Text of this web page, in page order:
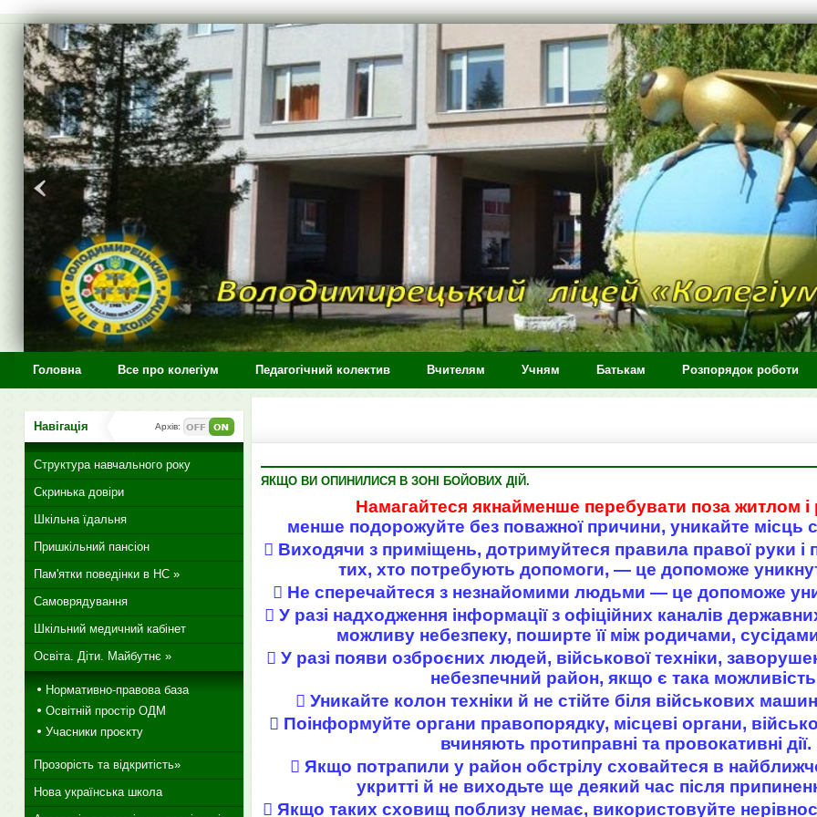
>
Головна Все про колегіум Педагогічний колектив Вчителям Учням Батькам Розпорядок роботи
ЯКЩО ВИ ОПИНИЛИСЯ В ЗОНІ БОЙОВИХ ДІЙ.
Намагайтеся якнайменше перебувати поза житлом
менше подорожуйте без поважної причини, уникайте місць
 Виходячи з приміщень, дотримуйтеся правила правої руки і
тих, хто потребують допомоги, ― це допоможе
 Не сперечайтеся з незнайомими людьми ― це допоможе
 У разі надходження інформації з офіційних каналів
можливу небезпеку, поширте її між родичами,
 У разі появи озброєних людей, військової техніки,
небезпечний район, якщо є така
 Уникайте колон техніки й не стійте біля військових
 Поінформуйте органи правопорядку, місцеві органи,
вчиняють протиправні та провокативні дії.
 Якщо потрапили у район обстрілу сховайтеся в
укритті й не виходьте ще деякий час після
 Якщо таких сховищ поблизу немає, використовуйте
Навігація Архів:
Структура навчального року
Скринька довіри
Шкільна їдальня
Пришкільний пансіон
Пам'ятки поведінки в НС »
Самоврядування
Шкільний медичний кабінет
Освіта. Діти. Майбутнє »
Нормативно-правова база
Освітній простір ОДМ
Учасники проєкту
Прозорість та відкритість»
Нова українська школа